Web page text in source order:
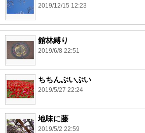
2019/12/15 12:23
館林縛り
2019/6/8 22:51
ちちんぶいぶい
2019/5/27 22:24
地味に藤
2019/5/2 22:59